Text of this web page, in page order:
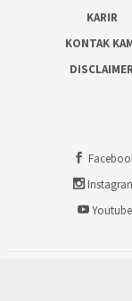
KARIR
KONTAK
Youtube